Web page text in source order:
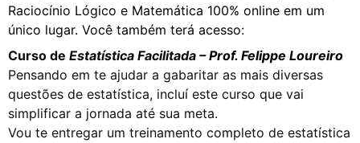
Raciocínio Lógico e Matemática 100% online em um
único lugar. Você também terá acesso:
Curso de Estatística Facilitada –Prof. Felippe Loureiro
Pensando em te ajudar a gabaritar as mais diversas
questões de estatística, incluí este curso que vai
simplificar a jornada até sua meta.
Vou te entregar um treinamento completo de estatística